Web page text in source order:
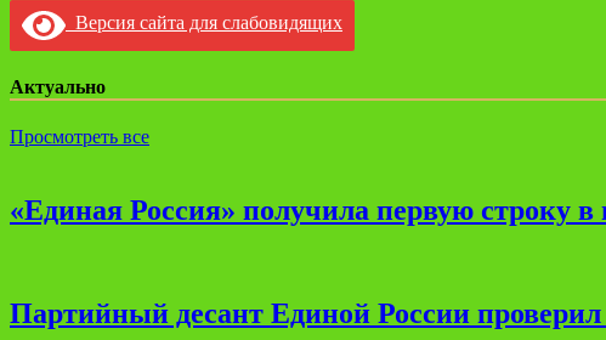
Версия сайта для слабовидящих
Актуально
Просмотреть все
«Единая Россия» получила первую строку
Партийный десант Единой России проверил